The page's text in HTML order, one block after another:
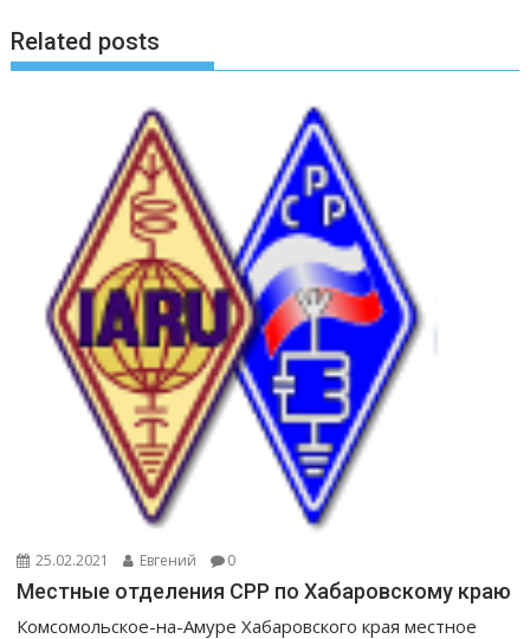
Related posts
25.02.2021 Евгений 0
Местные отделения СРР по Хабаровскому краю
Комсомольское-на-Амуре Хабаровского края местное